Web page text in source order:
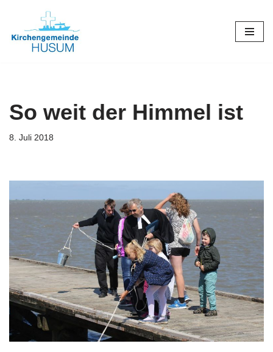
Zum
So weit der Himmel ist
8. Juli 2018